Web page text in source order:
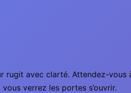
rugit avec clarté. Attendez-
verrez les portes s’ouvrir.